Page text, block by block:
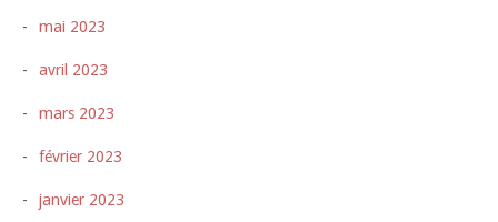
mai 2023
avril 2023
mars 2023
février 2023
janvier 2023